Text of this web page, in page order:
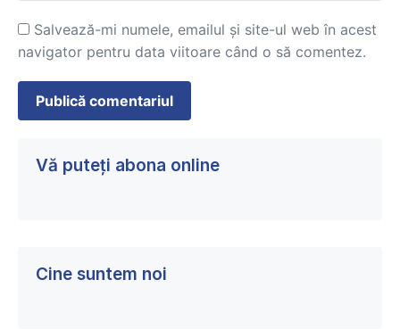
Salvează-mi numele, emailul și site-ul web în acest
navigator pentru data viitoare când o să comentez.
Vă puteți abona online
Cine suntem noi